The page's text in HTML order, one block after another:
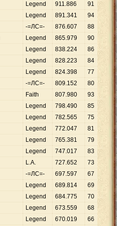
Legend 911.886
91
Legend 891.341
94
-=ЛС=- 876.607
88
Legend 865.979
90
Legend 838.224
86
Legend 828.223
84
Legend 824.398
77
-=ЛС=- 809.152
80
Faith 807.980
93
Legend 798.490
85
Legend 782.565
75
Legend 772.047
81
Legend 765.381
79
Legend 747.017
83
L.A. 727.652
73
-=ЛС=- 697.597
67
Legend 689.814
69
Legend 684.775
70
Legend 673.559
68
Legend 670.019
66